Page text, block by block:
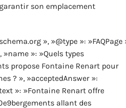
son emplacement
», »@type »:
»name »: »Quels types
propose Fontaine Renart pour
? », »acceptedAnswer »:
»: »Fontaine Renart offre
allant des